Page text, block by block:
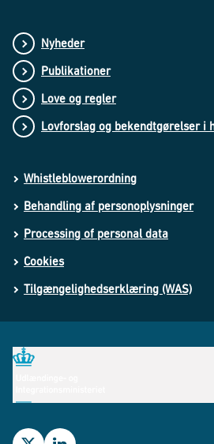
Nyheder
Publikationer
Love og regler
Lovforslag og bekendtgørelser i
Whistleblowerordning
Behandling af personoplysninger
Processing of personal data
Cookies
Tilgængelighedserklæring (WAS)